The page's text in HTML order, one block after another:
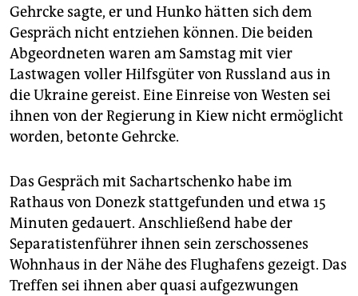
Gehrcke sagte, er und Hunko hätten sich dem
Gespräch nicht entziehen können. Die beiden
Abgeordneten waren am Samstag mit vier
Lastwagen voller Hilfsgüter von Russland aus in
die Ukraine gereist. Eine Einreise von Westen sei
ihnen von der Regierung in Kiew nicht ermöglicht
worden, betonte Gehrcke.
Das Gespräch mit Sachartschenko habe im
Rathaus von Donezk stattgefunden und etwa 15
Minuten gedauert. Anschließend habe der
Separatistenführer ihnen sein zerschossenes
Wohnhaus in der Nähe des Flughafens gezeigt. Das
Treffen sei ihnen aber quasi aufgezwungen